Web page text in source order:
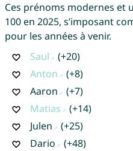
Ces prénoms modernes et
100 en 2025, s’imposant
pour les années à venir.
Saul
(+20)
Anton
(+8)
Aaron
(+7)
Matias
(+14)
Julen
(+25)
Dario
(+48)